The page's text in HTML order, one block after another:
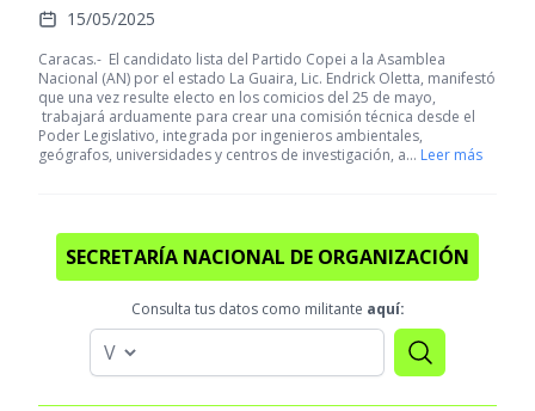
15/05/2025
Caracas.- El candidato lista del Partido Copei a la Asamblea
Nacional (AN) por el estado La Guaira, Lic. Endrick Oletta, manifestó
que una vez resulte electo en los comicios del 25 de mayo,
trabajará arduamente para crear una comisión técnica desde el
Poder Legislativo, integrada por ingenieros ambientales,
geógrafos, universidades y centros de investigación, a… Leer más
SECRETARÍA NACIONAL DE ORGANIZACIÓN
Consulta tus datos como militante aquí: